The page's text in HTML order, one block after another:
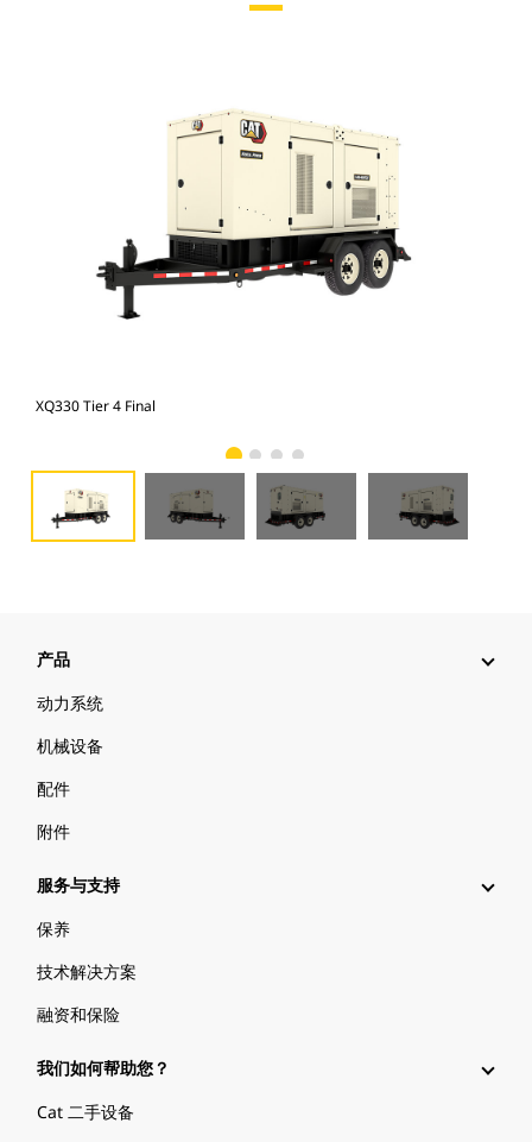
XQ330 Tier 4 Final
产品
动力系统
机械设备
配件
附件
服务与支持
保养
技术解决方案
融资和保险
我们如何帮助您？
Cat 二手设备